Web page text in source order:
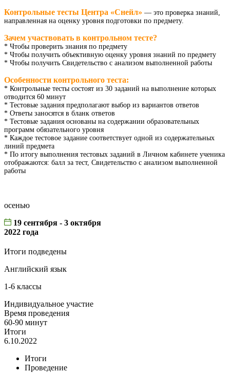
Контрольные тесты Центра «Снейл» — это проверка знаний,
направленная на оценку уровня подготовки по предмету.
Зачем участвовать в контрольном тесте?
* Чтобы проверить знания по предмету
* Чтобы получить объективную оценку уровня знаний по предмету
* Чтобы получить Свидетельство с анализом выполненной работы
Особенности контрольного теста:
* Контрольные тесты состоят из 30 заданий на выполнение которых
отводится 60 минут
* Тестовые задания предполагают выбор из вариантов ответов
* Ответы заносятся в бланк ответов
* Тестовые задания основаны на содержании образовательных
программ обязательного уровня
* Каждое тестовое задание соответствует одной из содержательных
линий предмета
* По итогу выполнения тестовых заданий в Личном кабинете ученика
отображаются: балл за тест, Свидетельство с анализом выполненной
работы
осенью
19 сентября - 3 октября
2022 года
Итоги подведены
Английский язык
1-6 классы
Индивидуальное участие
Время проведения
60-90 минут
Итоги
6.10.2022
Итоги
Проведение